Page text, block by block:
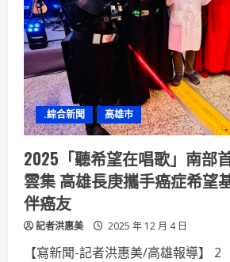
.綜合新聞 高雄市
2025「聽希望在唱歌」南部
雲集 高雄長庚攜手癌症希望
伴癌友
記者洪惠美 2025 年 12 月 4 日
【寫新聞-記者洪惠美/高雄報導】 2